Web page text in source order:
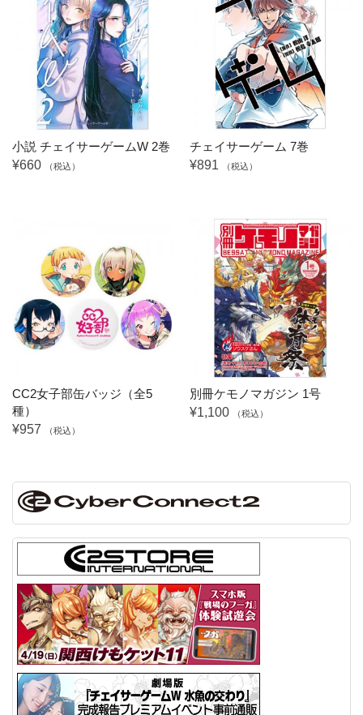
小説 チェイサーゲームW 2巻
¥660
（税込）
チェイサーゲーム 7巻
¥891
（税込）
CC2女子部缶バッジ（全5
種）
¥957
（税込）
別冊ケモノマガジン 1号
¥1,100
（税込）